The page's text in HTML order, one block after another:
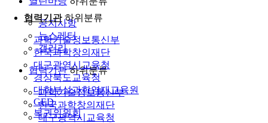
협력기관 하위분류
과학기술정보통신부
한국과학창의재단
대구광역시교육청
경상북도교육청
대학부설과학영재교육원
GED
복권위원회
공지사항
뉴스레터
갤러리
협력기관 하위분류
과학기술정보통신부
한국과학창의재단
대구광역시교육청